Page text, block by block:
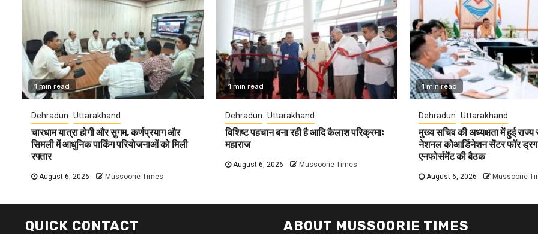
1 min read
Dehradun Uttarakhand
चारधाम यात्रा होगी और सुगम, कर्णप्रयाग और
सिमली में आधुनिक पार्किंग परियोजनाओं को मिली
रफ्तार
August 6, 2026 Mussoorie Times
1 min read
Dehradun Uttarakhand
विशिष्ट पहचान बना रही है आदि कैलाश परिक्रमाः
महाराज
August 6, 2026 Mussoorie Times
1 min read
Dehradun Uttarakhand
मुख्य सचिव की अध्यक्षता में हुई राज्य
नेशनल कोआर्डिनेशन सेंटर फॉर ड्रग
एनफोर्समेंट की बैठक
August 6, 2026 Mussoorie
QUICK CONTACT ABOUT MUSSOORIE TIMES